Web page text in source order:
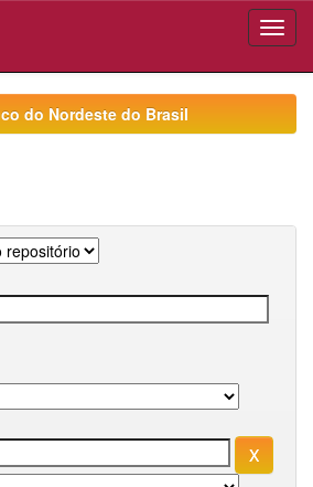
do Nordeste do Brasil